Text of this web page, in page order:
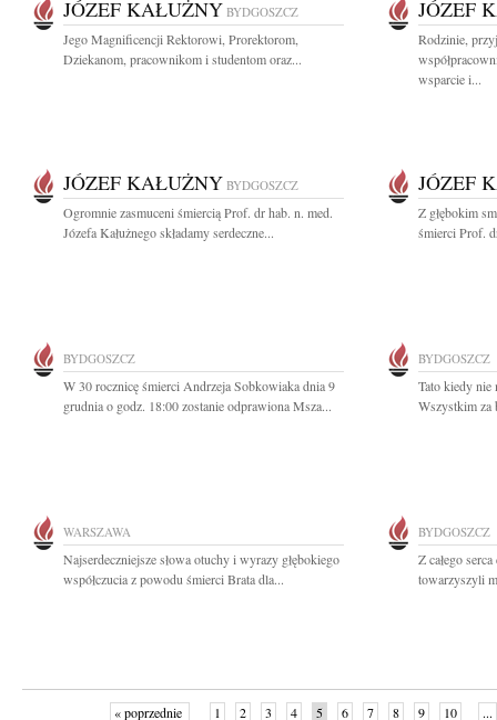
JÓZEF KAŁUŻNY BYDGOSZCZ
Jego Magnificencji Rektorowi, Prorektorom,
Dziekanom, pracownikom i studentom oraz...
JÓZEF
Rodzinie,
wsparcie i...
JÓZEF KAŁUŻNY BYDGOSZCZ
Ogromnie zasmuceni śmiercią Prof. dr hab. n. med.
Józefa Kałużnego składamy serdeczne...
JÓZEF
Z głębokim
śmierci Prof.
BYDGOSZCZ
W 30 rocznicę śmierci Andrzeja Sobkowiaka dnia 9
grudnia o godz. 18:00 zostanie odprawiona Msza...
BYDGOSZCZ
Tato kiedy nie
Wszystkim za
WARSZAWA
Najserdeczniejsze słowa otuchy i wyrazy głębokiego
współczucia z powodu śmierci Brata dla...
BYDGOSZCZ
Z całego
towarzyszyli
« poprzednie 1 2 3 4 5 6 7 8 9 10 ...